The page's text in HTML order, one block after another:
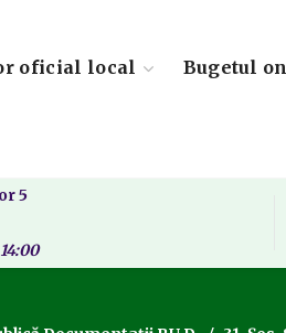
oficial local Bugetul
5